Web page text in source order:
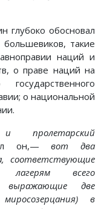
глубоко обосновал
такие
наций и
о праве наций на
о национальной
пролетарский
он,—вот два
соответствующие
лагерям всего
выражающие две
в